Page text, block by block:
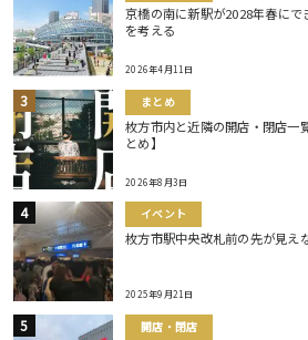
京橋の南に新駅が2028年春に
を考える
2026年4月11日
まとめ
枚方市内と近隣の開店・閉店一
とめ】
2026年8月3日
イベント
枚方市駅中央改札前の先が見え
2025年9月21日
開店・閉店